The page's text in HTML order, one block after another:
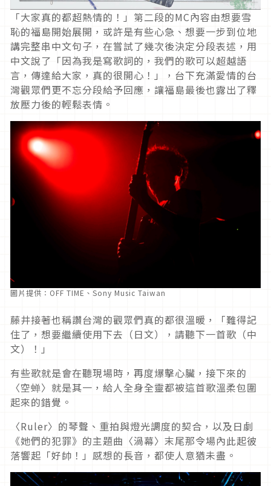
「大家真的都超熱情的！」第二段的MC內容由想要雪
恥的福島開始展開，或許是有些心急、想要一步到位地
講完整串中文句子，在嘗試了幾次後決定分段表述，用
中文說了「因為我是寫歌詞的，我們的歌可以超越語
言，傳達給大家，真的很開心！」，台下充滿愛情的台
灣觀眾們更不忘分段給予回應，讓福島最後也露出了釋
放壓力後的輕鬆表情。
圖片提供：OFF TIME、Sony Music Taiwan
藤井接著也稱讚台灣的觀眾們真的都很溫暖，「難得記
住了，想要繼續使用下去（日文），請聽下一首歌（中
文）！」
有些歌就是會在聽現場時，再度爆擊心臟，接下來的
〈空蝉〉就是其一，給人全身全靈都被這首歌溫柔包圍
起來的錯覺。
〈Ruler〉的琴聲、重拍與燈光調度的契合，以及日劇
《她們的犯罪》的主題曲〈渦幕〉末尾那令場內此起彼
落響起「好帥！」感想的長音，都使人意猶未盡。